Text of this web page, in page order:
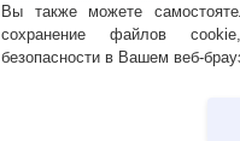
Вы также можете
сохранение файлов
безопасности в Вашем веб-